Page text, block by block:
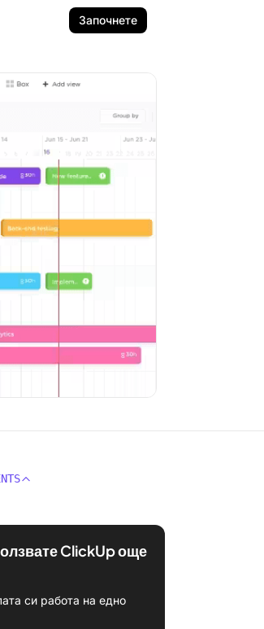
Започнете
ClickUp още
си работа на едно